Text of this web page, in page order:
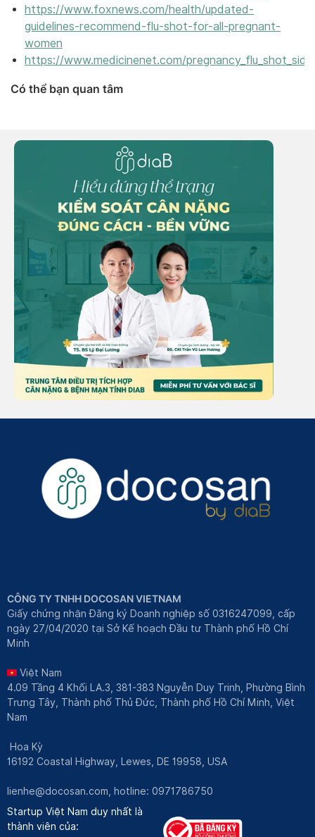
https://www.foxnews.com/health/updated-
guidelines-recommend-flu-shot-for-all-pregnant-
women
https://www.medicinenet.com/
Có thể bạn quan tâm
CÔNG TY TNHH DOCOSAN VIETNAM
Giấy chứng nhận Đăng ký Doanh nghiệp số 0316247099, cấp
ngày 27/04/2020 tại Sở Kế hoạch Đầu tư Thành phố Hồ Chí
Minh
Việt Nam
4.09 Tầng 4 Khối LA.3, 381-383 Nguyễn Duy Trinh, Phường Bình
Trưng Tây, Thành phố Thủ Đức, Thành phố Hồ Chí Minh, Việt
Nam
Hoa Kỳ
16192 Coastal Highway, Lewes, DE 19958, USA
lienhe@docosan.com , hotline: 0971786750
Startup Việt Nam duy nhất là
thành viên của: